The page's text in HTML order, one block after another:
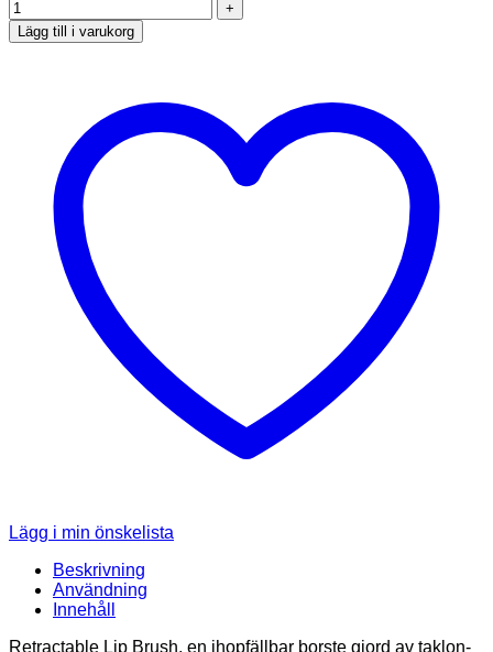
Lägg till i varukorg
Lägg i min önskelista
Beskrivning
Användning
Innehåll
Retractable Lip Brush, en ihopfällbar borste gjord av taklon-